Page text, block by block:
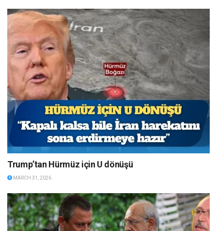
Trump’tan Hürmüz için U dönüşü
MARCH 31, 2026